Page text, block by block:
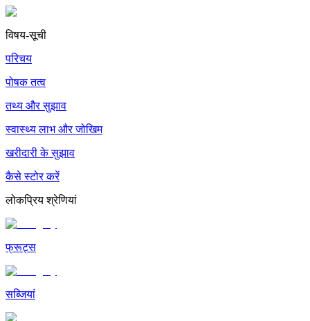
विषय-सूची
परिचय
पोषक तत्व
तथ्य और सुझाव
स्वास्थ्य लाभ और जोखिम
खरीदारी के सुझाव
कैसे स्टोर करें
लोकप्रिय श्रेणियां
फ्रूट्स
सब्जियां